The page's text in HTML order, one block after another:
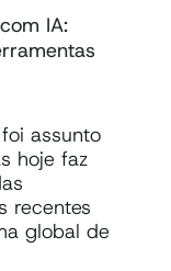
IA:
assunto
hoje faz
recentes
global de